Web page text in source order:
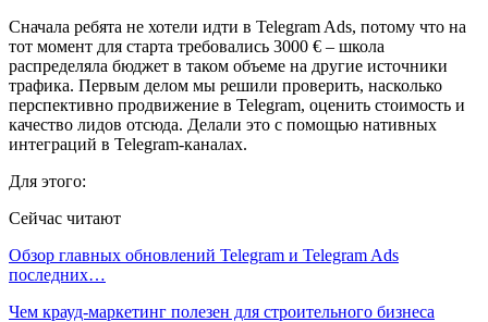
Сначала ребята не хотели идти в Telegram Ads, потому что на
тот момент для старта требовались 3000 € – школа
распределяла бюджет в таком объеме на другие источники
трафика. Первым делом мы решили проверить, насколько
перспективно продвижение в Telegram, оценить стоимость и
качество лидов отсюда. Делали это с помощью нативных
интеграций в Telegram-каналах.
Для этого:
Сейчас читают
Обзор главных обновлений Telegram и Telegram Ads
последних…
Чем крауд-маркетинг полезен для строительного бизнеса